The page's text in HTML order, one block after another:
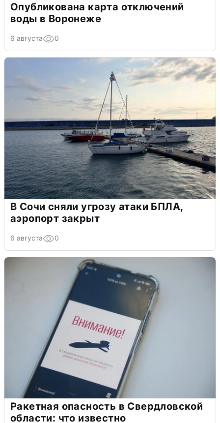
Опубликована карта отключений
воды в Воронеже
6 августа 0
В Сочи сняли угрозу атаки БПЛА,
аэропорт закрыт
6 августа 0
Ракетная опасность в Свердловской
области: что известно